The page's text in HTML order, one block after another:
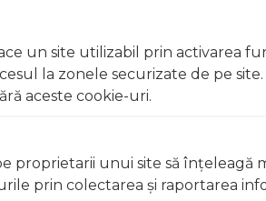
efectuată la data de 12.02.2026
un site utilizabil prin activarea
la zonele securizate de pe
aceste cookie-uri.
proprietarii unui site să înţeleagă
prin colectarea şi raportarea